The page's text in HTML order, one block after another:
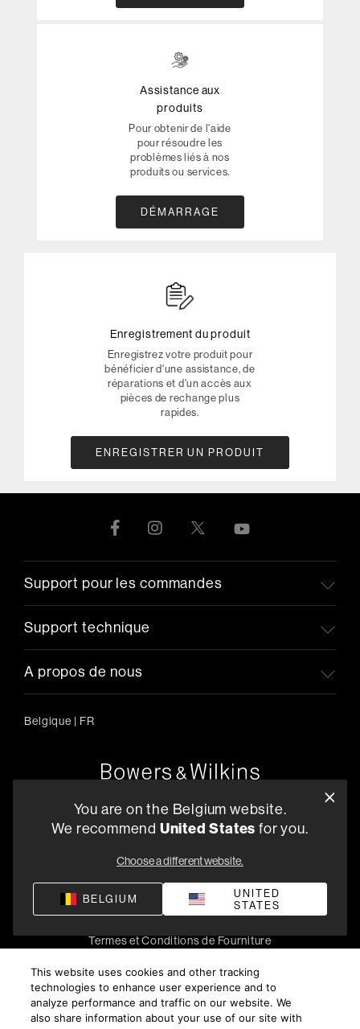
Assistance aux
produits
Pour obtenir de l'aide
pour résoudre les
problèmes liés à nos
produits ou services.
DÉMARRAGE
Enregistrement du produit
Enregistrez votre produit pour
bénéficier d'une assistance, de
réparations et d'un accès aux
pièces de rechange plus
rapides.
ENREGISTRER UN PRODUIT
Support pour les commandes
Support technique
A propos de nous
Belgique | FR
+33 (1) 89 54 63 64
Politique de confidentialitéConditions de venteCompliance
Termes et Conditions de Fourniture
© 2026 Harman International Industries, Incorporated. All
rights reserved.
You are on the Belgium website.
We recommend United States for you.
Choose a different website.
BELGIUM
UNITED
STATES
This website uses cookies and other tracking
technologies to enhance user experience and to
analyze performance and traffic on our website. We
also share information about your use of our site with